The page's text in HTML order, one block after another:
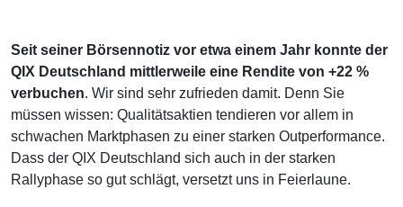
Seit seiner Börsennotiz vor etwa einem Jahr konnte der
QIX Deutschland mittlerweile eine Rendite von +22 %
verbuchen. Wir sind sehr zufrieden damit. Denn Sie
müssen wissen: Qualitätsaktien tendieren vor allem in
schwachen Marktphasen zu einer starken Outperformance.
Dass der QIX Deutschland sich auch in der starken
Rallyphase so gut schlägt, versetzt uns in Feierlaune.